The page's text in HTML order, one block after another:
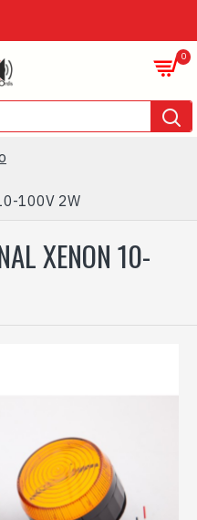
0
100V 2W
XENON 10-